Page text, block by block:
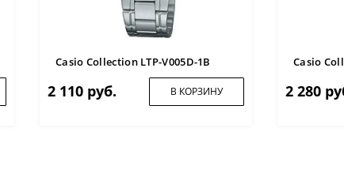
Casio Collection LTP-V005D-1B
2 110 руб. В КОРЗИНУ
Casio
2 280